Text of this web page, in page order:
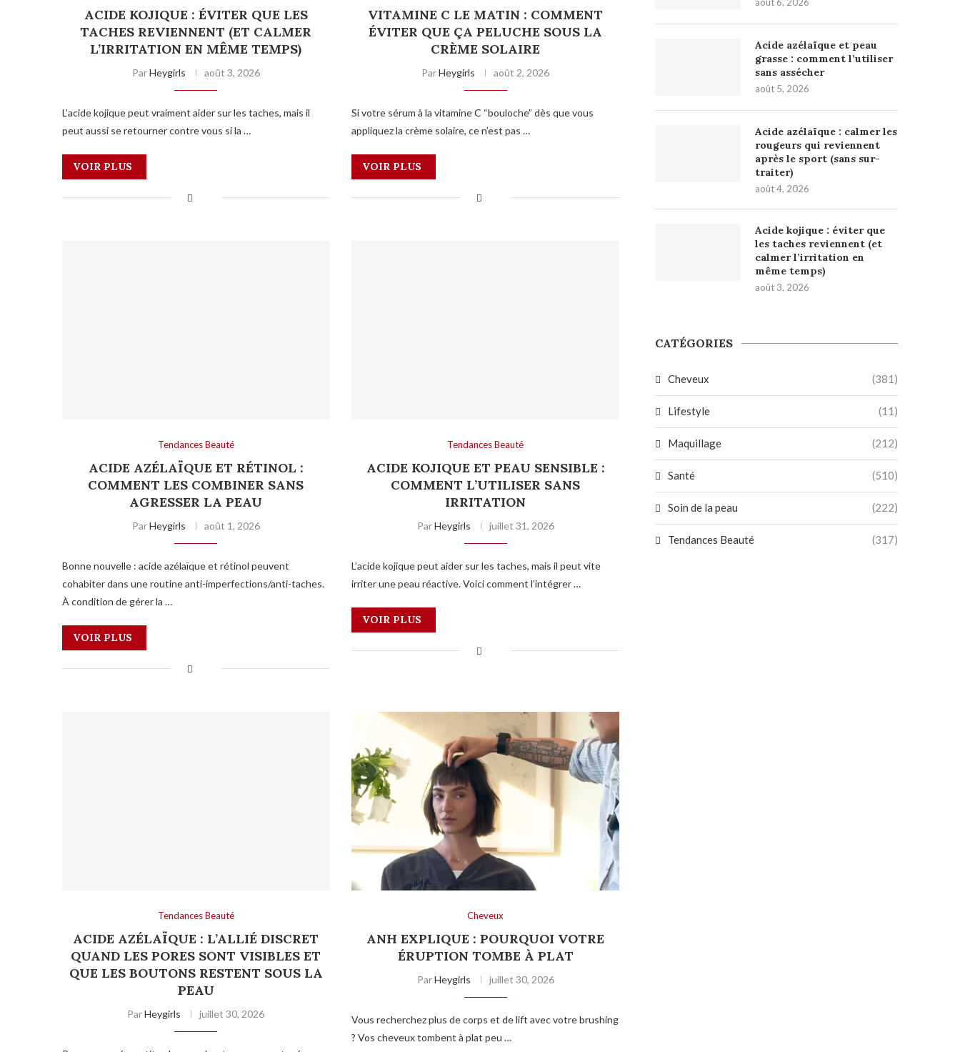
ACIDE KOJIQUE : ÉVITER QUE LES
TACHES REVIENNENT (ET CALMER
L’IRRITATION EN MÊME TEMPS)
ParHeygirls août 3, 2026
L’acide kojique peut vraiment aider sur les taches, mais il
peut aussi se retourner contre vous si la …
VOIR PLUS
VITAMINE C LE MATIN : COMMENT
ÉVITER QUE ÇA PELUCHE SOUS LA
CRÈME SOLAIRE
ParHeygirls août 2, 2026
Si votre sérum à la vitamine C “bouloche” dès que vous
appliquez la crème solaire, ce n’est pas …
VOIR PLUS
Tendances Beauté
ACIDE AZÉLAÏQUE ET RÉTINOL :
COMMENT LES COMBINER SANS
AGRESSER LA PEAU
ParHeygirls août 1, 2026
Bonne nouvelle : acide azélaïque et rétinol peuvent
cohabiter dans une routine anti-imperfections/anti-taches.
À condition de gérer la …
VOIR PLUS
Tendances Beauté
ACIDE KOJIQUE ET PEAU SENSIBLE :
COMMENT L’UTILISER SANS
IRRITATION
ParHeygirls juillet 31, 2026
L’acide kojique peut aider sur les taches, mais il peut vite
irriter une peau réactive. Voici comment l’intégrer …
VOIR PLUS
Tendances Beauté
ACIDE AZÉLAÏQUE : L’ALLIÉ DISCRET
QUAND LES PORES SONT VISIBLES ET
QUE LES BOUTONS RESTENT SOUS LA
PEAU
ParHeygirls juillet 30, 2026
Cheveux
ANH EXPLIQUE : POURQUOI VOTRE
ÉRUPTION TOMBE À PLAT
ParHeygirls juillet 30, 2026
Vous recherchez plus de corps et de lift avec votre brushing
? Vos cheveux tombent à plat peu …
août 6, 2026
Acide azélaïque et peau
grasse : comment l’utiliser
sans assécher
août 5, 2026
Acide azélaïque : calmer les
rougeurs qui reviennent
après le sport (sans sur-
traiter)
août 4, 2026
Acide kojique : éviter que
les taches reviennent (et
calmer l’irritation en
même temps)
août 3, 2026
CATÉGORIES
Cheveux (381)
Lifestyle (11)
Maquillage (212)
Santé (510)
Soin de la peau (222)
Tendances Beauté (317)